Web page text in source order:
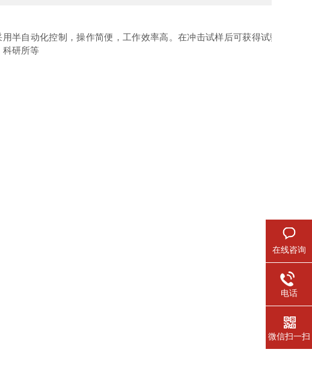
半自动化控制，操作简便，工作效率高。在冲击试样后可获得试验数
科研所等
在线咨询
电话
微信扫一扫